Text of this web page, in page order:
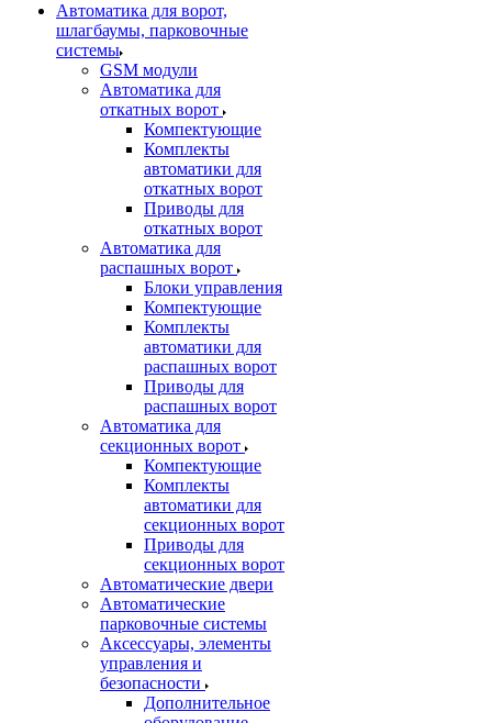
Автоматика для ворот,
шлагбаумы, парковочные
системы
GSM модули
Автоматика для
откатных ворот
Компектующие
Комплекты
автоматики для
откатных ворот
Приводы для
откатных ворот
Автоматика для
распашных ворот
Блоки управления
Компектующие
Комплекты
автоматики для
распашных ворот
Приводы для
распашных ворот
Автоматика для
секционных ворот
Компектующие
Комплекты
автоматики для
секционных ворот
Приводы для
секционных ворот
Автоматические двери
Автоматические
парковочные системы
Аксессуары, элементы
управления и
безопасности
Дополнительное